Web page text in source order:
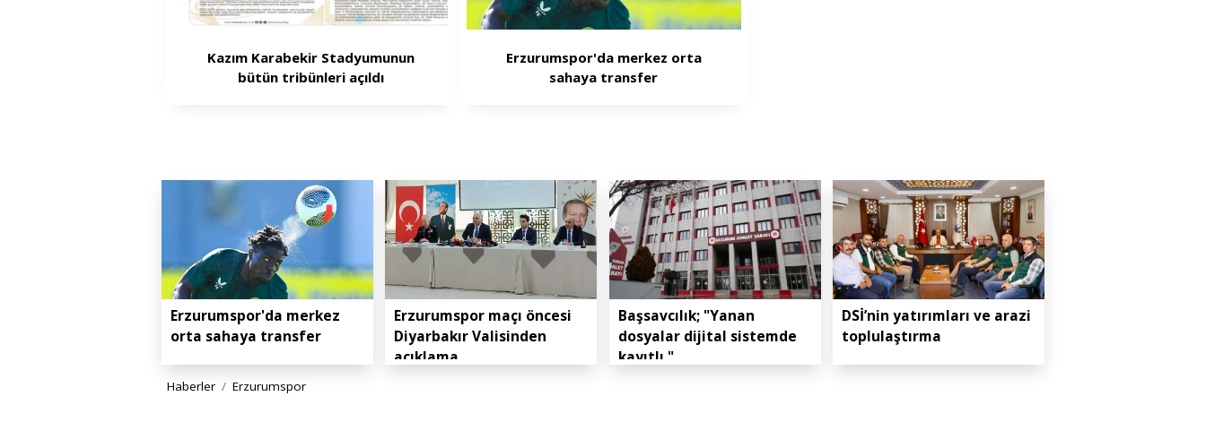
Kazım Karabekir Stadyumunun
bütün tribünleri açıldı
Erzurumspor'da merkez orta
sahaya transfer
Erzurumspor'da merkez
orta sahaya transfer
Erzurumspor maçı öncesi
Diyarbakır Valisinden
açıklama
Başsavcılık; "Yanan
dosyalar dijital sistemde
kayıtlı."
DSİ’nin yatırımları ve arazi
toplulaştırma
Haberler Erzurumspor